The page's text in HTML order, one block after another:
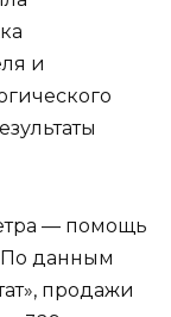
и
— помощь
данным
продажи